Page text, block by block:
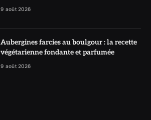
9 août 2026
Aubergines farcies au boulgour : la recette
végétarienne fondante et parfumée
9 août 2026